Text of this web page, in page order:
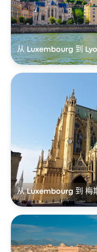
从 Luxembourg 到
从 Luxembourg 到 梅